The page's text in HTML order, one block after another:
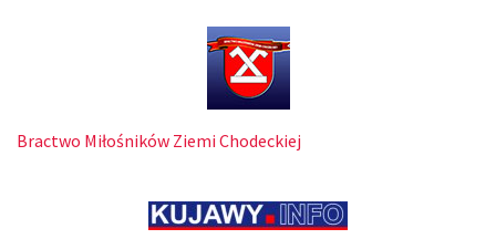
Bractwo Miłośników Ziemi Chodeckiej